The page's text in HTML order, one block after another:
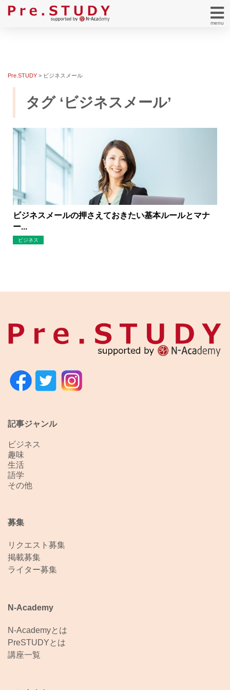
menu
Pre.STUDY > ビジネスメール
タグ ‘ビジネスメール’
ビジネスメールの押さえておきたい基本ルールとマナ
ー...
ビジネス
記事ジャンル
ビジネス
趣味
生活
語学
その他
募集
リクエスト募集
掲載募集
ライター募集
N-Academy
N-Academyとは
PreSTUDYとは
講座一覧